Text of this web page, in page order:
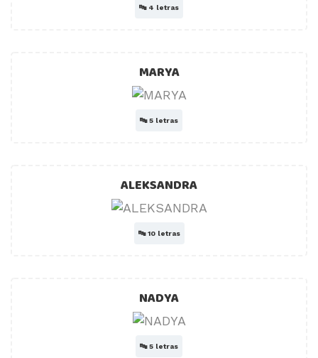
🔤 4 letras
MARYA
🔤5 letras
ALEKSANDRA
🔤10 letras
NADYA
🔤5 letras